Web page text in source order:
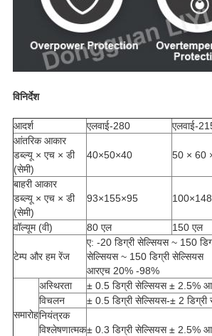
विनिर्देश
आदर्श एलवाई-280 एलवाई-
आंतरिक आकार
डब्ल्यू × एच × डी
(सेमी)
40×50×40 50 × 60
बाहरी आकार
डब्ल्यू × एच × डी
(सेमी)
93×155×95
वॉल्यूम (वी) 80 एल 150 एल
टेम्प और हम रेंज
ए: -20 डिग्री सेल्सियस ~ 150
सेल्सियस ~ 150 डिग्री सेल्सियस
आरएच 20% -98%
समारोह
अस्थिरता
± 0.5 डिग्री सेल्सियस ± 2.5%
विचलन
± 0.5 डिग्री सेल्सियस-± 2
नियंत्रक
विश्लेषणात्मक± 0.3 डिग्री सेल्सियस ± 2.5%